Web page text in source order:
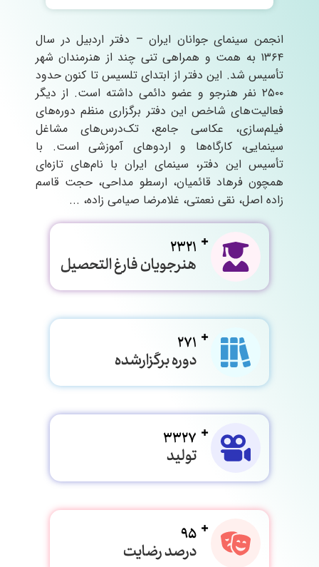
انجمن سینمای جوانان ایران – دفتر اردبیل در سال
۱۳۶۴ به همت و همراهی تنی چند از هنرمندان شهر
تأسیس شد. این دفتر از ابتدای تلسیس تا کنون حدود
۲۵۰۰ نفر هنرجو و عضو دائمی داشته است. از دیگر
فعالیت‌های شاخص این دفتر برگزاری منظم دوره‌های
فیلم‌سازی، عکاسی جامع، تک‌درس‌های مشاغل
سینمایی، کارگاه‌ها و اردوهای آموزشی است. با
تأسیس این دفتر، سینمای ایران با نام‌های تازه‌ای
همچون فرهاد قائمیان، ارسطو مداحی، حجت قاسم
زاده اصل، نقی نعمتی، غلامرضا صیامی زاده، ...
2321
هنرجویان فارغ التحصیل
271
دوره برگزارشده
3327
تولید
95
درصد رضایت